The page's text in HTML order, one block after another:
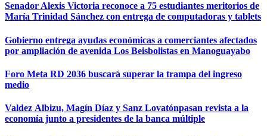
Senador Alexis Victoria reconoce a 75 estudiantes meritorios de
María Trinidad Sánchez con entrega de computadoras y tablets
Gobierno entrega ayudas económicas a comerciantes afectados
por ampliación de avenida Los Beisbolistas en Manoguayabo
Foro Meta RD 2036 buscará superar la trampa del ingreso
medio
Valdez Albizu, Magín Díaz y Sanz Lovatónpasan revista a la
economía junto a presidentes de la banca múltiple